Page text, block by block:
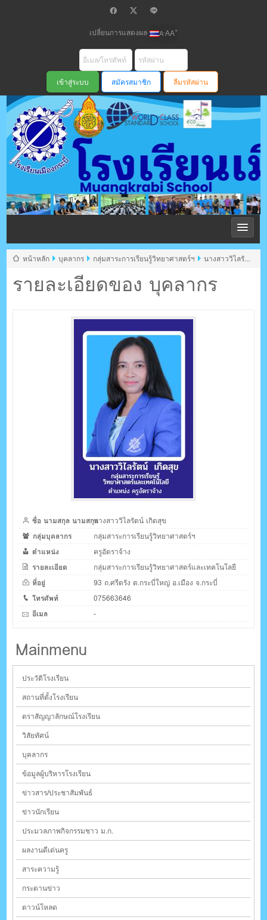
เปลี่ยนการแสดงผล A-AA+
สมัครสมาชิก ลืมรหัสผ่าน
โรงเรียนเมือง
กระบี่ สพม
ตรัง กระบี่
รายละเอียดของ บุคลากร
หน้าหลัก บุคลากร กลุ่มสาระการเรียนรู้วิทยาศาสตร์ฯ
นางสาววิไลรัตน์
ชื่อ นามสกุล นามสกุลนางสาววิไลรัตน์ เกิดสุข
กลุ่มบุคลากร
กลุ่มสาระการเรียนรู้วิทยาศาสตร์ฯ
ตำแหน่ง
ครูอัตราจ้าง
รายละเอียด
กลุ่มสาระการเรียนรู้วิทยาศาสตร์และเทคโนโลยี
ที่อยู่
93 ถ.ศรีตรัง ต.กระบี่ใหญ่ อ.เมือง จ.กระบี่
โทรศัพท์
075663646
อีเมล
-
Mainmenu
ประวัติโรงเรียน
สถานที่ตั้งโรงเรียน
ตราสัญญาลักษณ์โรงเรียน
วิสัยทัศน์
บุคลากร
ข้อมูลผู้บริหารโรงเรียน
ข่าวสาร/ประชาสัมพันธ์
ข่าวนักเรียน
ประมวลภาพกิจกรรมชาว ม.ก.
ผลงานดีเด่นครู
สาระความรู้
กระดานข่าว
ดาวน์โหลด